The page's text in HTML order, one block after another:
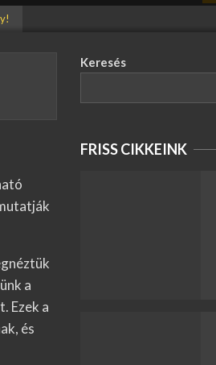
a
Ezek a
és
Keresés
FRISS CIKKEINK